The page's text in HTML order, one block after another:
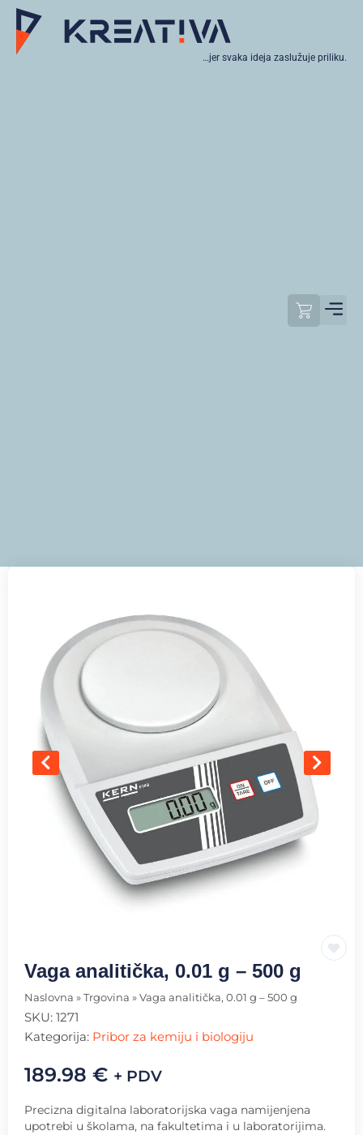
…jer svaka ideja zaslužuje priliku.
Vaga analitička, 0.01 g – 500 g
Naslovna » Trgovina » Vaga analitička, 0.01 g – 500 g
SKU: 1271
Kategorija: Pribor za kemiju i biologiju
189.98 € + PDV
Precizna digitalna laboratorijska vaga namijenjena
upotrebi u školama, na fakultetima i u laboratorijima.